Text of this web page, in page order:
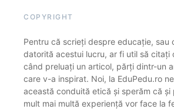
COPYRIGHT
Pentru că scrieți despre educație, sau
datorită acestui lucru, ar fi util să citați
când preluați un articol, părți dintr-un
care v-a inspirat. Noi, la EduPedu.ro
această conduită etică și sperăm că și
mult mai multă experiență vor face la